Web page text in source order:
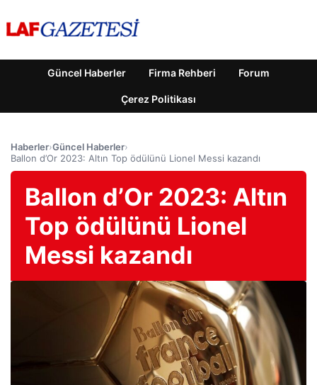
Güncel Haberler Firma Rehberi Forum
Çerez Politikası
Haberler›Güncel Haberler›
Ballon d’Or 2023: Altın Top ödülünü Lionel Messi kazandı
Ballon d’Or 2023: Altın
Top ödülünü Lionel
Messi kazandı